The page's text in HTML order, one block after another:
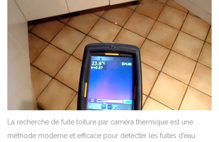
La recherche de fuite toiture par caméra thermique est une
méthode moderne et efficace pour détecter les fuites d’eau